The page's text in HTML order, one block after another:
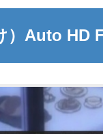
）Auto HD